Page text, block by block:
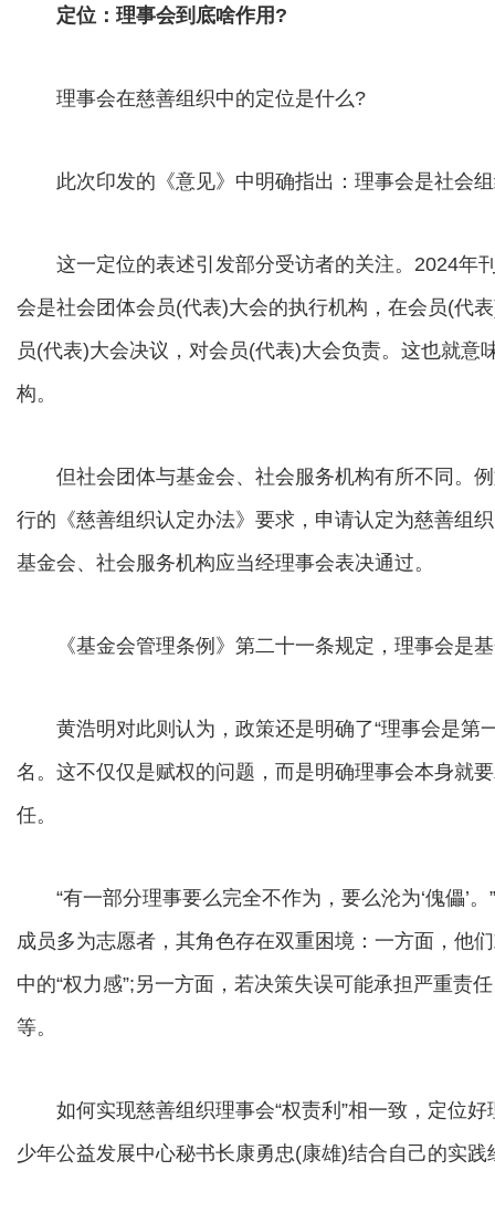
定位：理事会到底啥作用?
理事会在慈善组织中的定位是什么?
此次印发的《意见》中明确指出：理事会是社会组
这一定位的表述引发部分受访者的关注。2024年刊
会是社会团体会员(代表)大会的执行机构，在会员(代
员(代表)大会决议，对会员(代表)大会负责。这也就
构。
但社会团体与基金会、社会服务机构有所不同。例
行的《慈善组织认定办法》要求，申请认定为慈善组
基金会、社会服务机构应当经理事会表决通过。
《基金会管理条例》第二十一条规定，理事会是基
黄浩明对此则认为，政策还是明确了“理事会是第
名。这不仅仅是赋权的问题，而是明确理事会本身就
任。
“有一部分理事要么完全不作为，要么沦为‘傀儡’
成员多为志愿者，其角色存在双重困境：一方面，他
中的“权力感”;另一方面，若决策失误可能承担严重责
等。
如何实现慈善组织理事会“权责利”相一致，定位好
少年公益发展中心秘书长康勇忠(康雄)结合自己的实